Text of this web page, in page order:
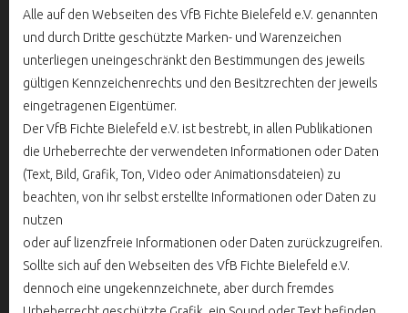
Alle auf den Webseiten des VfB Fichte Bielefeld e.V. genannten
und durch Dritte geschützte Marken- und Warenzeichen
unterliegen uneingeschränkt den Bestimmungen des jeweils
gültigen Kennzeichenrechts und den Besitzrechten der jeweils
eingetragenen Eigentümer.
Der VfB Fichte Bielefeld e.V. ist bestrebt, in allen Publikationen
die Urheberrechte der verwendeten Informationen oder Daten
(Text, Bild, Grafik, Ton, Video oder Animationsdateien) zu
beachten, von ihr selbst erstellte Informationen oder Daten zu
nutzen
oder auf lizenzfreie Informationen oder Daten zurückzugreifen.
Sollte sich auf den Webseiten des VfB Fichte Bielefeld e.V.
dennoch eine ungekennzeichnete, aber durch fremdes